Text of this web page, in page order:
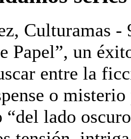
Culturamas -
Papel”, un
entre la
o
“del lado